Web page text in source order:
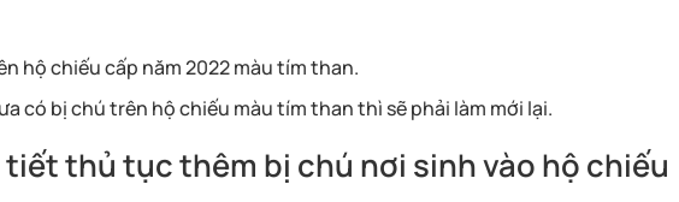
hộ chiếu cấp năm 2022 màu tím than.
có bị chú trên hộ chiếu màu tím than thì sẽ phải làm mới lại.
tiết thủ tục thêm bị chú nơi sinh vào hộ chiếu